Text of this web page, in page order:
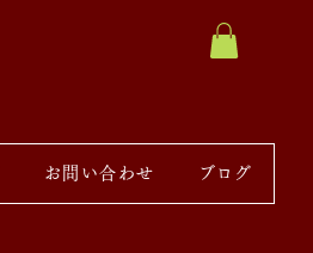
お問い合わせ ブログ